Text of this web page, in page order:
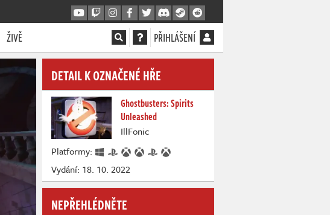
ŽIVĚ PŘIHLÁŠENÍ
DETAIL K OZNAČENÉ HŘE
Ghostbusters: Spirits
Unleashed
IllFonic
Platformy:
Vydání: 18. 10. 2022
NEPŘEHLÉDNĚTE